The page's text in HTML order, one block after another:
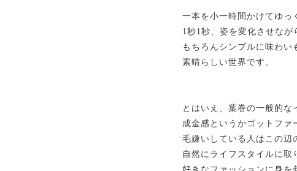
一本を小一時間かけてゆっ
1秒1秒、姿を変化させなが
もちろんシンプルに味わい
素晴らしい世界です。
とはいえ、葉巻の一般的な
成金感というかゴットファ
毛嫌いしている人はこの辺
自然にライフスタイルに取